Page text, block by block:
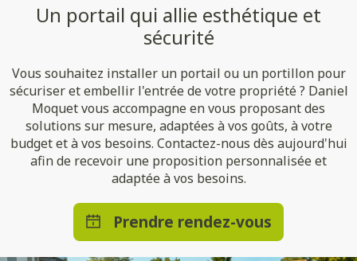
Un portail qui allie esthétique et
sécurité
Vous souhaitez installer un portail ou un portillon pour
sécuriser et embellir l'entrée de votre propriété ? Daniel
Moquet vous accompagne en vous proposant des
solutions sur mesure, adaptées à vos goûts, à votre
budget et à vos besoins. Contactez-nous dès aujourd'hui
afin de recevoir une proposition personnalisée et
adaptée à vos besoins.
Prendre rendez-vous